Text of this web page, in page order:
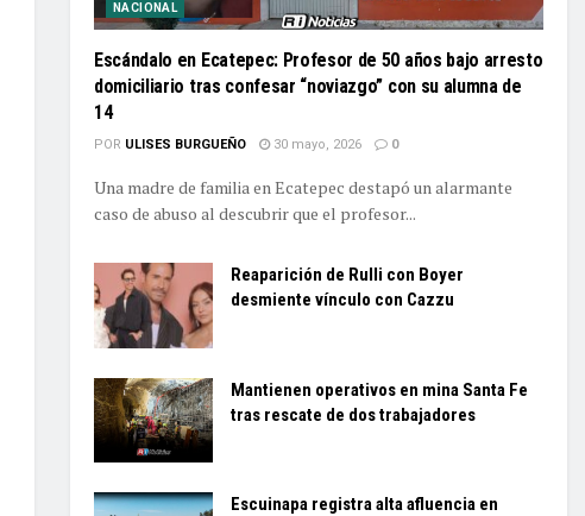
NACIONAL
Escándalo en Ecatepec: Profesor de 50 años bajo arresto
domiciliario tras confesar “noviazgo” con su alumna de
14
POR ULISES BURGUEÑO 30 mayo, 2026 0
Una madre de familia en Ecatepec destapó un alarmante
caso de abuso al descubrir que el profesor...
Reaparición de Rulli con Boyer
desmiente vínculo con Cazzu
Mantienen operativos en mina Santa Fe
tras rescate de dos trabajadores
Escuinapa registra alta afluencia en